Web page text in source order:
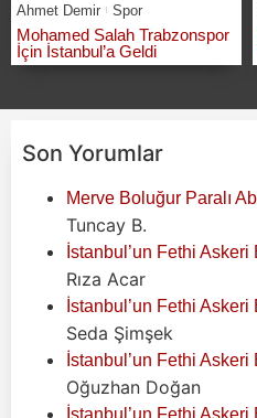
Ahmet Demir Spor
Mohamed Salah Trabzonspor
İçin İstanbul’a Geldi
Son Yorumlar
Merve Boluğur Paralı
Tuncay B.
İstanbul’un Fethi Askeri
Rıza Acar
İstanbul’un Fethi Askeri
Seda Şimşek
İstanbul’un Fethi Askeri
Oğuzhan Doğan
İstanbul’un Fethi Askeri